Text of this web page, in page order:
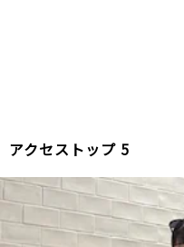
アクセストップ 5